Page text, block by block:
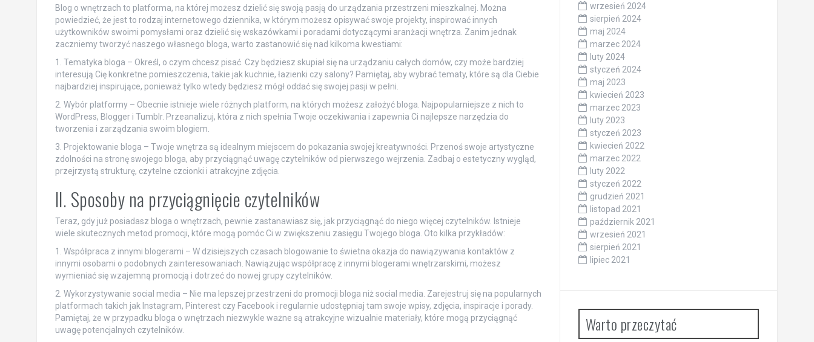
Blog o wnętrzach to platforma, na której możesz dzielić się swoją pasją do urządzania przestrzeni mieszkalnej. Można
powiedzieć, że jest to rodzaj internetowego dziennika, w którym możesz opisywać swoje projekty, inspirować innych
użytkowników swoimi pomysłami oraz dzielić się wskazówkami i poradami dotyczącymi aranżacji wnętrza. Zanim jednak
zaczniemy tworzyć naszego własnego bloga, warto zastanowić się nad kilkoma kwestiami:
1. Tematyka bloga – Określ, o czym chcesz pisać. Czy będziesz skupiał się na urządzaniu całych domów, czy może bardziej
interesują Cię konkretne pomieszczenia, takie jak kuchnie, łazienki czy salony? Pamiętaj, aby wybrać tematy, które są dla Ciebie
najbardziej inspirujące, ponieważ tylko wtedy będziesz mógł oddać się swojej pasji w pełni.
2. Wybór platformy – Obecnie istnieje wiele różnych platform, na których możesz założyć bloga. Najpopularniejsze z nich to
WordPress, Blogger i Tumblr. Przeanalizuj, która z nich spełnia Twoje oczekiwania i zapewnia Ci najlepsze narzędzia do
tworzenia i zarządzania swoim blogiem.
3. Projektowanie bloga – Twoje wnętrza są idealnym miejscem do pokazania swojej kreatywności. Przenoś swoje artystyczne
zdolności na stronę swojego bloga, aby przyciągnąć uwagę czytelników od pierwszego wejrzenia. Zadbaj o estetyczny wygląd,
przejrzystą strukturę, czytelne czcionki i atrakcyjne zdjęcia.
II. Sposoby na przyciągnięcie czytelników
Teraz, gdy już posiadasz bloga o wnętrzach, pewnie zastanawiasz się, jak przyciągnąć do niego więcej czytelników. Istnieje
wiele skutecznych metod promocji, które mogą pomóc Ci w zwiększeniu zasięgu Twojego bloga. Oto kilka przykładów:
1. Współpraca z innymi blogerami – W dzisiejszych czasach blogowanie to świetna okazja do nawiązywania kontaktów z
innymi osobami o podobnych zainteresowaniach. Nawiązując współpracę z innymi blogerami wnętrzarskimi, możesz
wymieniać się wzajemną promocją i dotrzeć do nowej grupy czytelników.
2. Wykorzystywanie social media – Nie ma lepszej przestrzeni do promocji bloga niż social media. Zarejestruj się na popularnych
platformach takich jak Instagram, Pinterest czy Facebook i regularnie udostępniaj tam swoje wpisy, zdjęcia, inspiracje i porady.
Pamiętaj, że w przypadku bloga o wnętrzach niezwykle ważne są atrakcyjne wizualnie materiały, które mogą przyciągnąć
uwagę potencjalnych czytelników.
wrzesień 2024
sierpień 2024
maj 2024
marzec 2024
luty 2024
styczeń 2024
maj 2023
kwiecień 2023
marzec 2023
luty 2023
styczeń 2023
kwiecień 2022
marzec 2022
luty 2022
styczeń 2022
grudzień 2021
listopad 2021
październik 2021
wrzesień 2021
sierpień 2021
lipiec 2021
Warto przeczytać